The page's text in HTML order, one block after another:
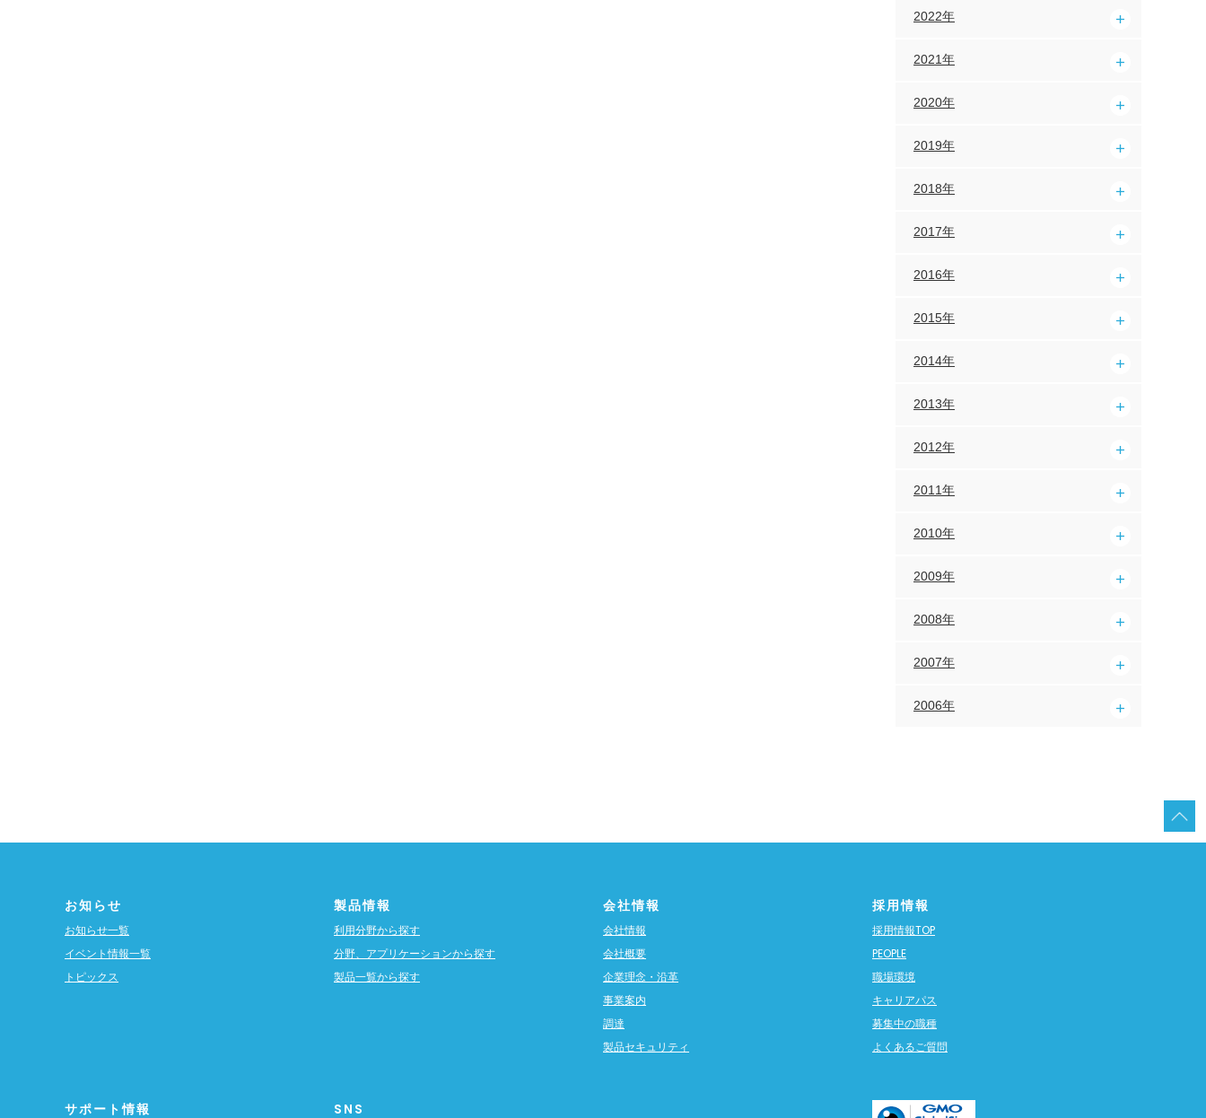
2022年
2021年
2020年
2019年
2018年
2017年
2016年
2015年
2014年
2013年
2012年
2011年
2010年
2009年
2008年
2007年
2006年
お知らせ
お知らせ一覧
イベント情報一覧
トピックス
製品情報
利用分野から探す
分野、アプリケーションから探す
製品一覧から探す
会社情報
会社情報
会社概要
企業理念・沿革
事業案内
調達
製品セキュリティ
採用情報
採用情報TOP
PEOPLE
職場環境
キャリアパス
募集中の職種
よくあるご質問
サポート情報 SNS